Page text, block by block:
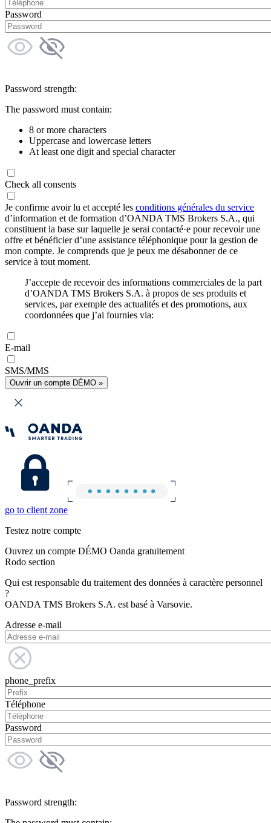
Password
Password strength:
The password must contain:
8 or more characters
Uppercase and lowercase letters
At least one digit and special character
Check all consents
Je confirme avoir lu et accepté les conditions générales du service
d’information et de formation d’OANDA TMS Brokers S.A., qui
constituent la base sur laquelle je serai contacté·e pour recevoir une
offre et bénéficier d’une assistance téléphonique pour la gestion de
mon compte. Je comprends que je peux me désabonner de ce
service à tout moment.
J’accepte de recevoir des informations commerciales de la part
d’OANDA TMS Brokers S.A. à propos de ses produits et
services, par exemple des actualités et des promotions, aux
coordonnées que j’ai fournies via:
E-mail
SMS/MMS
Ouvrir un compte DÉMO »
go to client zone
Testez notre compte
Ouvrez un compte DÉMO Oanda gratuitement
Rodo section
Qui est responsable du traitement des données à caractère personnel
?
OANDA TMS Brokers S.A. est basé à Varsovie.
Adresse e-mail
phone_prefix
Téléphone
Password
Password strength: